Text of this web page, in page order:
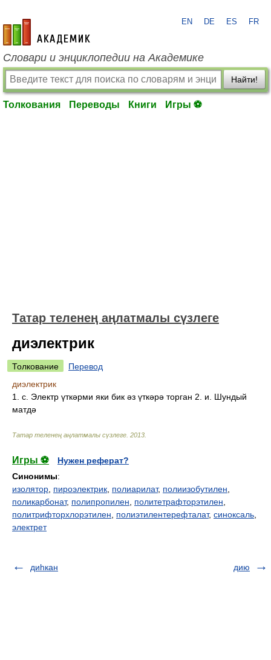
academic.ru
EN DE ES FR
Словари и энциклопедии на Академике
Найти!
Толкования Переводы Книги Игры ⚽
Татар теленең аңлатмалы сүзлеге
диэлектрик
Толкование
Перевод
диэлектрик
1. с. Электр үткәрми яки бик әз үткәрә торган 2. и. Шундый
матдә
Татар теленең аңлатмалы сүзлеге 2013
Игры ⚽
Нужен реферат?
Синонимы:
изолятор пироэлектрик полиарилат, полиизобутилен
поликарбонат, полипропилен политетрафторэтилен
политрифторхлорэтилен
полиэтилентерефталат, синоксаль
электрет
диһкан дию